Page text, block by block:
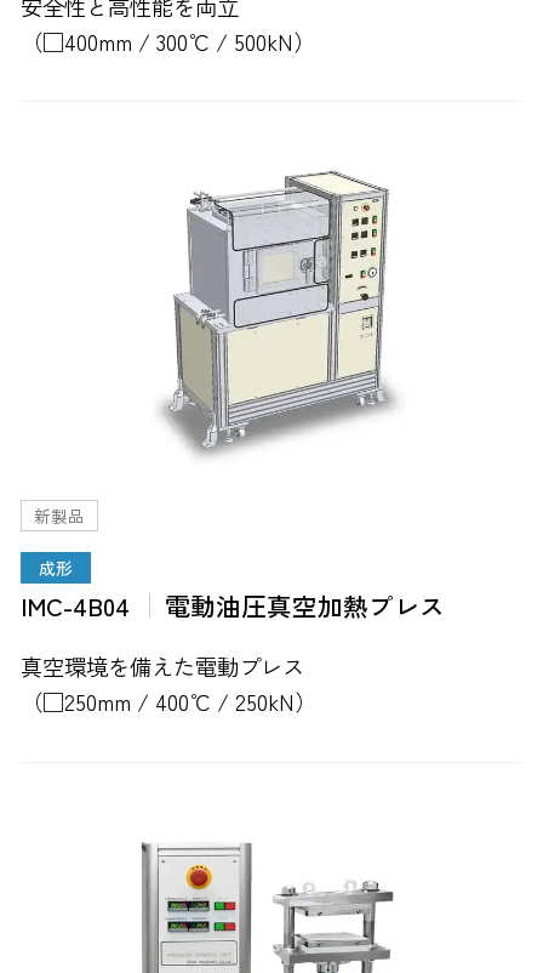
（□400mm / 300℃ / 500kN）
新製品
成形
IMC-4B04 電動油圧真空加熱プレス
真空環境を備えた電動プレス
（□250mm / 400℃ / 250kN）